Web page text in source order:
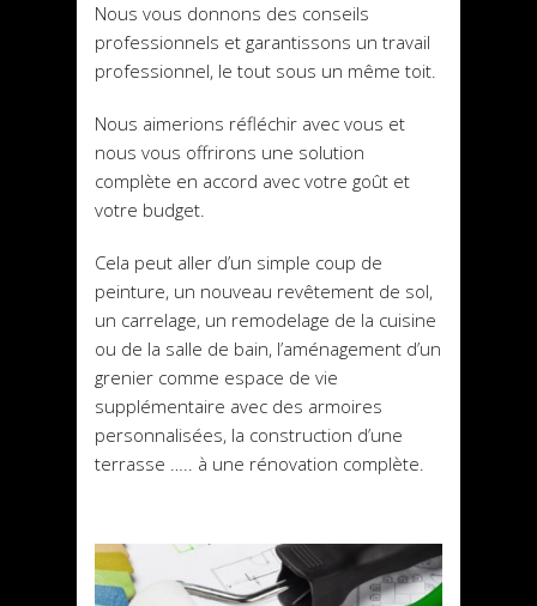
Nous vous donnons des conseils
professionnels et garantissons un travail
professionnel, le tout sous un même toit.
Nous aimerions réfléchir avec vous et
nous vous offrirons une solution
complète en accord avec votre goût et
votre budget.
Cela peut aller d’un simple coup de
peinture, un nouveau revêtement de sol,
un carrelage, un remodelage de la cuisine
ou de la salle de bain, l’aménagement d’un
grenier comme espace de vie
supplémentaire avec des armoires
personnalisées, la construction d’une
terrasse ….. à une rénovation complète.